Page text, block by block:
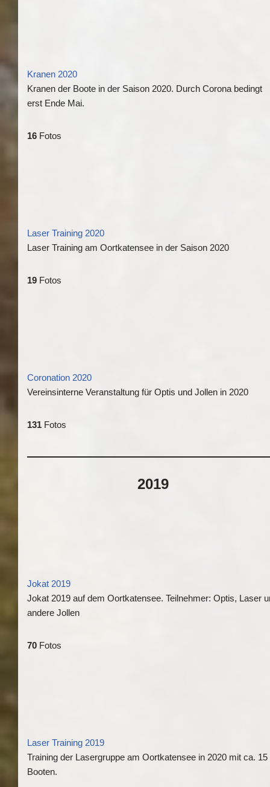
Kranen 2020
Kranen der Boote in der Saison 2020. Durch Corona bedingt
erst Ende Mai.
16 Fotos
Laser Training 2020
Laser Training am Oortkatensee in der Saison 2020
19 Fotos
Coronation 2020
Vereinsinterne Veranstaltung für Optis und Jollen in 2020
131 Fotos
2019
Jokat 2019
Jokat 2019 auf dem Oortkatensee. Teilnehmer: Optis, Laser
andere Jollen
70 Fotos
Laser Training 2019
Training der Lasergruppe am Oortkatensee in 2020 mit ca. 15
Booten.